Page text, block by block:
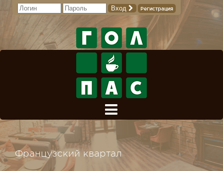
Вход Регистрация
Французский квартал